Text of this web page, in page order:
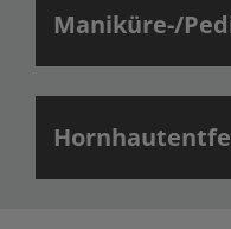
Maniküre-/